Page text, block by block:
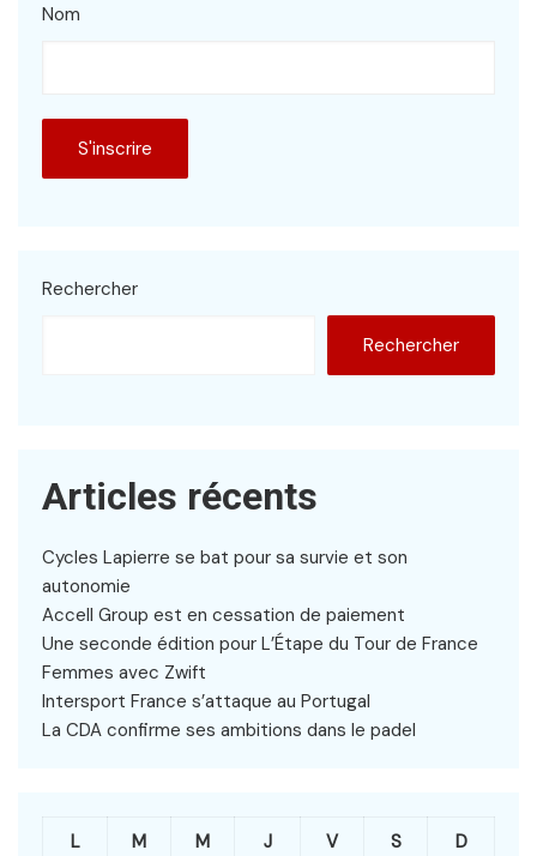
Nom
Rechercher
Rechercher
Articles récents
Cycles Lapierre se bat pour sa survie et son
autonomie
Accell Group est en cessation de paiement
Une seconde édition pour L’Étape du Tour de France
Femmes avec Zwift
Intersport France s’attaque au Portugal
La CDA confirme ses ambitions dans le padel
L M M J V S D